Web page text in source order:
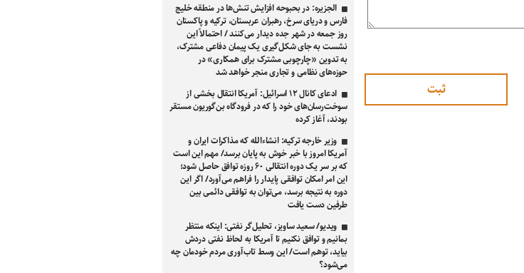
الجزیره: در بحبوحه افزایش تنش‌ها در منطقه خلیج
فارس و دریای سرخ، رهبران عربستان، ترکیه و پاکستان
روز جمعه در شهر جده دیدار می‌کنند / احتمالاً این
نشست به جای شکل‌گیری یک پیمان دفاعی مشترک،
به تدوین «چارچوبی مشترک برای همکاری» در
حوزه‌های نظامی و تجاری منجر خواهد شد
ادعای کانال ۱۲ اسرائیل: آمریکا انتقال بخشی از
سوخت‌رسان‌های خود را که در فرودگاه بن‌گوریون مستقر
بودند، آغاز کرده
وزیر خارجه ترکیه: انشاءالله که مذاکرات ایران و
آمریکا امروز با خبر خوش به پایان برسد/ مهم این است
که بر سر یک دوره انتقالی ۶۰ روزه توافق حاصل شود؛
این امر امکان توافقی پایدار را فراهم می‌آورد/ اگر این
دوره به نتیجه برسد، می‌توان به توافقی دائمی بین
طرفین دست یافت
ویدیو/ سعید ساویز، تحلیل‌گر نفتی: اینکه منتظر
بمانیم و توافق نکنیم تا آمریکا به لحاظ نفتی دردش
بیاید، توهم است/ این وسط تاب‌آوری مردم خودمان چه
می‌شود؟